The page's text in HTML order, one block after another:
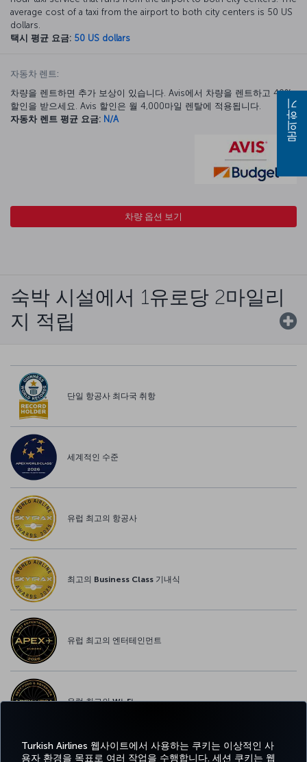
Turkish Airlines 웹사이트에서 사용하는 쿠키는 이상적인 사
용자 환경을 목표로 여러 작업을 수행합니다. 세션 쿠키는 웹
average cost of a taxi from the airport to both city centers is 50 US
dollars.
택시 평균 요금: 50 US dollars
자동차 렌트:
차량을 렌트하면 추가 보상이 있습니다. Avis에서 차량을 렌트하고 40%
할인을 받으세요. Avis 할인은 월 4,000마일 렌탈에 적용됩니다.
자동차 렌트 평균 요금: N/A
차량 옵션 보기
숙박 시설에서 1유로당 2마일리
지 적립
단일 항공사 최다국 취항
세계적인 수준
유럽 최고의 항공사
최고의 Business Class 기내식
유럽 최고의 엔터테인먼트
유럽 최고의 Wi-Fi
문의하기